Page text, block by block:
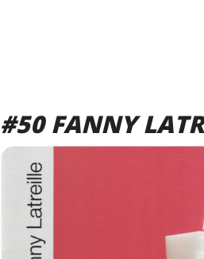
#50 FANNY